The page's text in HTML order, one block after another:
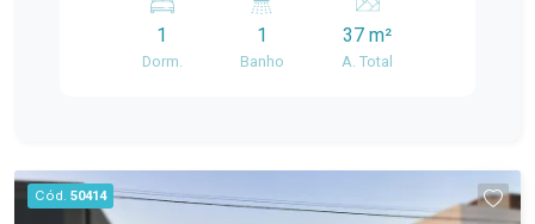
espaço, acabamentos contemporâneos e ótima
iluminação natural, proporcionando um clima
aconchegante e funcional. Localizado em um
investir, em uma região valorizada e de fácil
acesso a serviços, comércio e lazer. Localização
1
Dorm.
1
Banho
37 m²
A. Total
Cód. 50414